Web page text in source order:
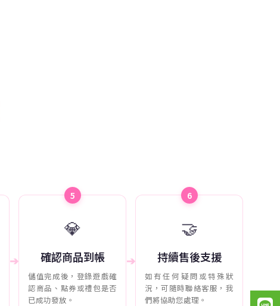
➔
5
💎
確認商品到帳
儲值完成後，登錄遊戲確
認商品、點券或禮包是否
已成功發放。
➔
6
🤝
持續售後支援
如有任何疑問或特殊狀
況，可隨時聯絡客服，我
們將協助您處理。